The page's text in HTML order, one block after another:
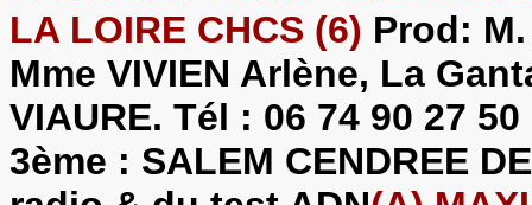
LA LOIRE CHCS (6) Prod:
Mme VIVIEN Arlène, La
VIAURE. Tél : 06 74 90 27 50
3ème : SALEM CENDREE